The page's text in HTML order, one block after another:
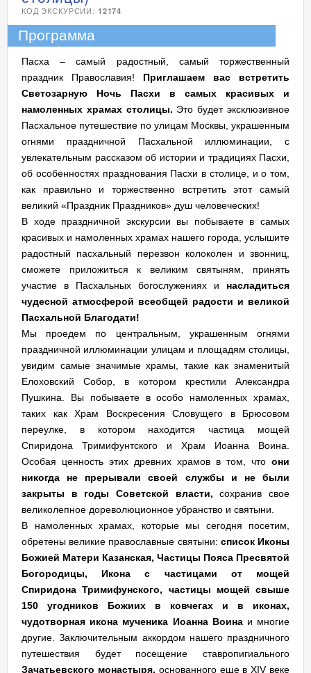
КОД ЭКСКУРСИИ: 12174
Программа
Пасха – самый радостный, самый торжественный
праздник Православия! Приглашаем вас встретить
Светозарную Ночь Пасхи в самых красивых и
намоленных храмах столицы. Это будет эксклюзивное
Пасхальное путешествие по улицам Москвы, украшенным
огнями праздничной Пасхальной иллюминации, с
увлекательным рассказом об истории и традициях Пасхи,
об особенностях празднования Пасхи в столице, и о том,
как правильно и торжественно встретить этот самый
великий «Праздник Праздников» душ человеческих!
В ходе праздничной экскурсии вы побываете в самых
красивых и намоленных храмах нашего города, услышите
радостный пасхальный перезвон колоколен и звонниц,
сможете приложиться к великим святыням, принять
участие в Пасхальных богослужениях и насладиться
чудесной атмосферой всеобщей радости и великой
Пасхальной Благодати!
Мы проедем по центральным, украшенным огнями
праздничной иллюминации улицам и площадям столицы,
увидим самые значимые храмы, такие как знаменитый
Елоховский Собор, в котором крестили Александра
Пушкина. Вы побываете в особо намоленных храмах,
таких как Храм Воскресения Словущего в Брюсовом
переулке, в котором находится частица мощей
Спиридона Тримифунтского и Храм Иоанна Воина.
Особая ценность этих древних храмов в том, что они
никогда не прерывали своей службы и не были
закрыты в годы Советской власти,сохранив свое
великолепное дореволюционное убранство и святыни.
В намоленных храмах, которые мы сегодня посетим,
обретены великие православные святыни: список Иконы
Божией Матери Казанская, Частицы Пояса Пресвятой
Богородицы, Икона с частицами от мощей
Спиридона Тримифунского, частицы мощей свыше
150 угодников Божиих в ковчегах и в иконах,
чудотворная икона мученика Иоанна Воина и многие
другие. Заключительным аккордом нашего праздничного
путешествия будет посещение ставропигиального
Зачатьевского монастыря, основанного еще в XIV веке